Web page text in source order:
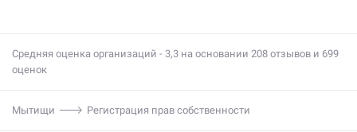
Средняя оценка организаций - 3,3 на основании 208 отзывов и 699
оценок
Мытищи Регистрация прав собственности